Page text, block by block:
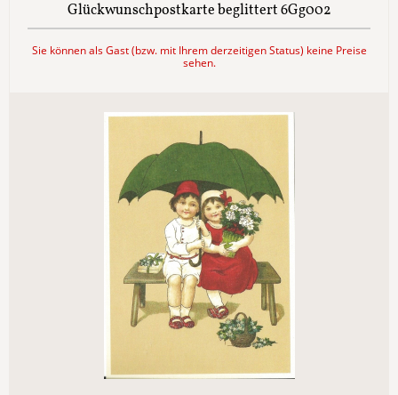
Glückwunschpostkarte beglittert 6Gg002
Sie können als Gast (bzw. mit Ihrem derzeitigen Status) keine Preise
sehen.